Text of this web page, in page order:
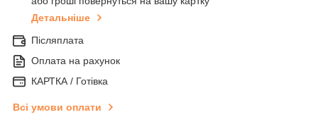
Детальніше
Післяплата
Оплата на рахунок
КАРТКА / Готівка
Всі умови оплати